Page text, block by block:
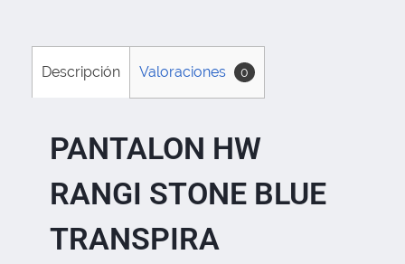
Descripción Valoraciones 0
PANTALON HW
RANGI STONE BLUE
TRANSPIRA